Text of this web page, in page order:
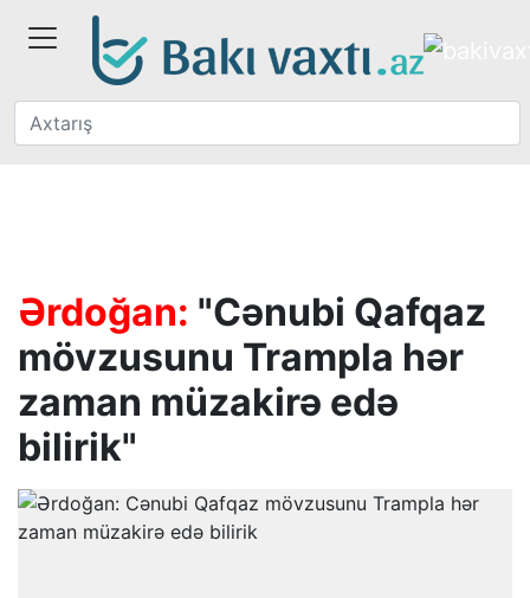
Ərdoğan: "Cənubi Qafqaz
mövzusunu Trampla hər
zaman müzakirə edə
bilirik"